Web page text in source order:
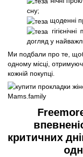
сну;
щоденні
догляд у
Ми подбали про те, щоб
одному місці,
кожній покупці.
критичних